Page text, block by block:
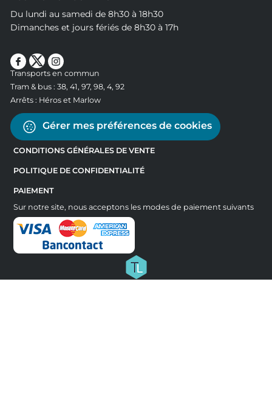
Du lundi au samedi de 8h30 à 18h30
Dimanches et jours fériés de 8h30 à 17h
Transports en commun
Tram & bus : 38, 41, 97, 98, 4, 92
Arrêts : Héros et Marlow
Gérer mes préférences de cookies
CONDITIONS GÉNÉRALES DE VENTE
POLITIQUE DE CONFIDENTIALITÉ
PAIEMENT
Sur notre site, nous acceptons les modes de paiement suivants